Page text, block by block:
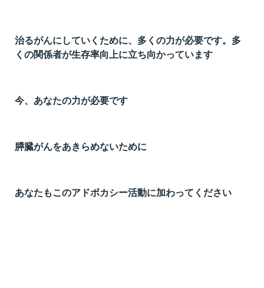
治るがんにしていくために、多くの力が必要です。多
くの関係者が生存率向上に立ち向かっています
今、あなたの力が必要です
膵臓がんをあきらめないために
あなたもこのアドボカシー活動に加わってください